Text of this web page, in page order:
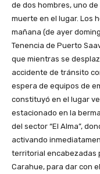
de dos hombres, uno
muerte en el lugar. Los
mañana (de ayer
Tenencia de Puerto
que mientras se
accidente de tránsito
espera de equipos de
constituyó en el lugar
estacionado en la
del sector “El Alma”,
activando
territorial encabezadas
Carahue, para dar con